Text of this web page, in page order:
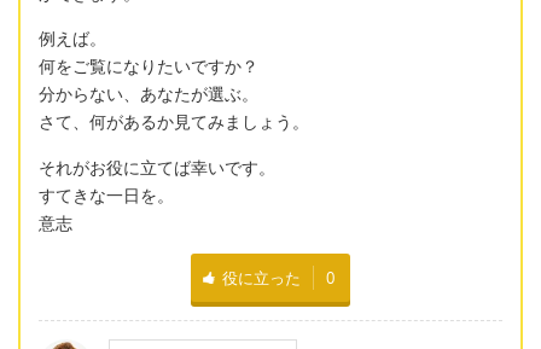
例えば。
何をご覧になりたいですか？
分からない、あなたが選ぶ。
さて、何があるか見てみましょう。
それがお役に立てば幸いです。
すてきな一日を。
意志
役に立った 0